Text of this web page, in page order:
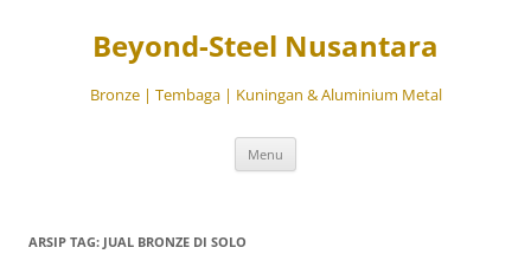
Beyond-Steel Nusantara
Bronze | Tembaga | Kuningan & Aluminium Metal
Menu
ARSIP TAG: JUAL BRONZE DI SOLO